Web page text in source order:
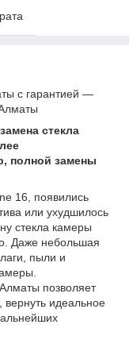
с гарантией —
стекла
полной замены
16, появились
или ухудшилось
стекла камеры
Даже небольшая
пыли и
позволяет
вернуть идеальное